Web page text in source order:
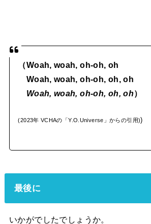
（Woah, woah, oh-oh, oh
Woah, woah, oh-oh, oh, oh
Woah, woah, oh-oh, oh, oh）
(2023年 VCHAの「Y.O.Universe」からの引用))
最後に
いかがでしたでしょうか。